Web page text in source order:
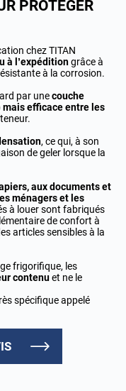
PROTÉGER
chez TITAN
à l’expéditiongrâce à
à la corrosion.
par unecouche
efficace entre les
, ce qui, à son
de geler lorsque la
aux documents et
ménagers et les
à louer sont fabriqués
de confort à
articles sensibles à la
frigorifique, les
contenuet ne le
spécifique appelé